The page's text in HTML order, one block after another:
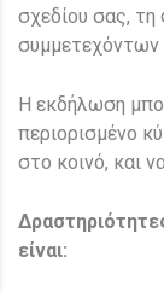
σχεδίου σας,
συμμετεχόντων
Η εκδήλωση
περιορισμένο
στο κοινό, και
είναι: